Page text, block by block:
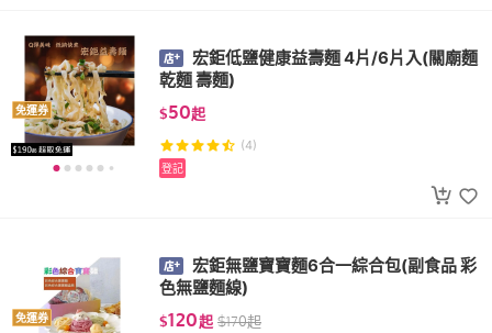
免運券
宏鉅低鹽健康益壽麵 4片/6片入(關廟麵
乾麵 壽麵)
$50起
(4)
登記
免運券
宏鉅無鹽寶寶麵6合一綜合包(副食品 彩
色無鹽麵線)
$120起 $170起